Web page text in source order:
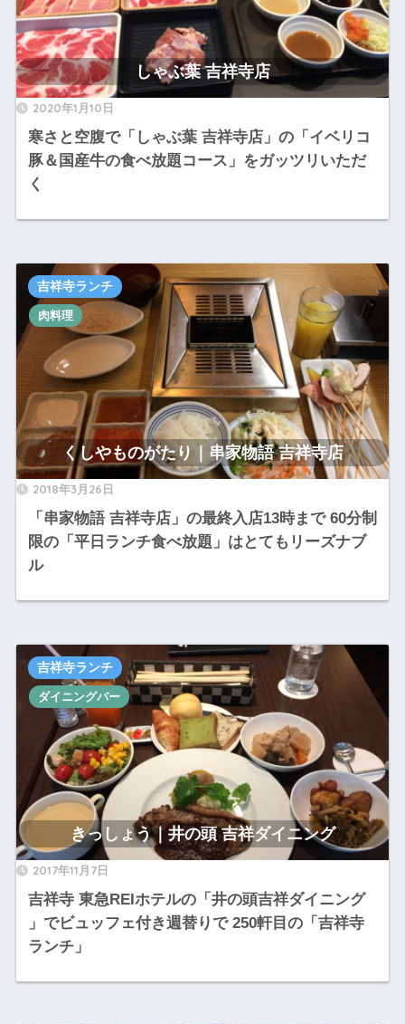
2020年1月10日
寒さと空腹で「しゃぶ葉 吉祥寺店」の「イベリコ
豚＆国産牛の食べ放題コース」をガッツリいただ
く
しゃぶ葉 吉祥寺店
2018年3月26日
「串家物語 吉祥寺店」の最終入店13時まで 60分制
限の「平日ランチ食べ放題」はとてもリーズナブ
ル
くしやものがたり｜串家物語 吉祥寺店
吉祥寺ランチ
肉料理
2017年11月7日
吉祥寺 東急REIホテルの「井の頭吉祥ダイニング
」でビュッフェ付き週替りで 250軒目の「吉祥寺
ランチ」
きっしょう｜井の頭 吉祥ダイニング
吉祥寺ランチ
ダイニングバー